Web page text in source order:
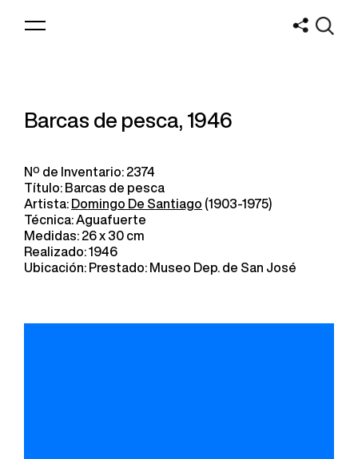
Barcas de pesca, 1946
Nº de Inventario: 2374
Título: Barcas de pesca
Artista: Domingo De Santiago (1903-1975)
Técnica: Aguafuerte
Medidas: 26 x 30 cm
Realizado: 1946
Ubicación: Prestado: Museo Dep. de San José